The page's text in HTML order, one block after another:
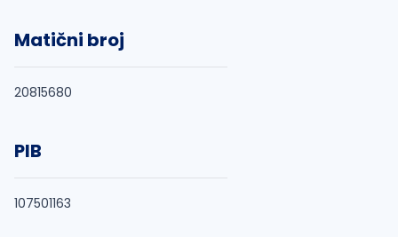
Matični broj
20815680
PIB
107501163